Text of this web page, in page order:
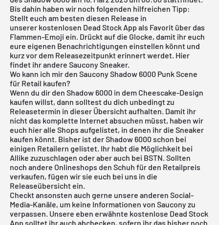
Bis dahin haben wir noch folgenden hilfreichen Tipp:
Stellt euch am besten diesen Release in
unserer kostenlosen Dead Stock App als Favorit über das
Flammen-Emoji ein. Drückt auf die Glocke, damit ihr euch
eure eigenen Benachrichtigungen einstellen könnt und
kurz vor dem Releasezeitpunkt erinnert werdet. Hier
findet ihr andere Saucony Sneaker.
Wo kann ich mir den Saucony Shadow 6000 Punk Scene
für Retail kaufen?
Wenn du dir den Shadow 6000 in dem Cheescake-Design
kaufen willst, dann solltest du dich unbedingt zu
Releasetermin in dieser Übersicht aufhalten. Damit ihr
nicht das komplette Internet absuchen müsst, haben wir
euch hier alle Shops aufgelistet, in denen ihr die Sneaker
kaufen könnt. Bisher ist der Shadow 6000 schon bei
einigen Retailern gelistet. Ihr habt die Möglichkeit bei
Allike zuzuschlagen oder aber auch bei BSTN. Sollten
noch andere Onlineshops den Schuh für den Retailpreis
verkaufen, fügen wir sie euch bei uns in die
Releaseübersicht ein.
Checkt ansonsten auch gerne unsere anderen Social-
Media-Kanäle, um keine Informationen von Saucony zu
verpassen. Unsere eben erwähnte kostenlose Dead Stock
App solltet ihr auch abchecken, sofern ihr das bisher noch